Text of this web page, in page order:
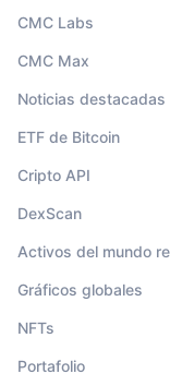
CMC Labs
CMC Max
Noticias destacadas
ETF de Bitcoin
Cripto API
DexScan
Activos del mundo
Gráficos globales
NFTs
Portafolio